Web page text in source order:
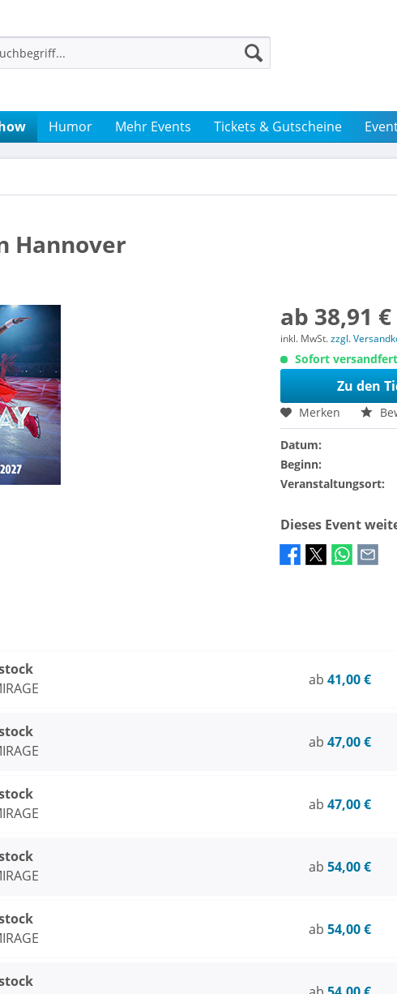
Humor Mehr Events Tickets & Gutscheine
Hannover
ab 38,91
inkl. MwSt.zzgl.
Sofort
Zu den
Merken
Datum:
Beginn:
Veranstaltungsort:
Dieses Event
ab 41,00 €
ab 47,00 €
ab 47,00 €
ab 54,00 €
ab 54,00 €